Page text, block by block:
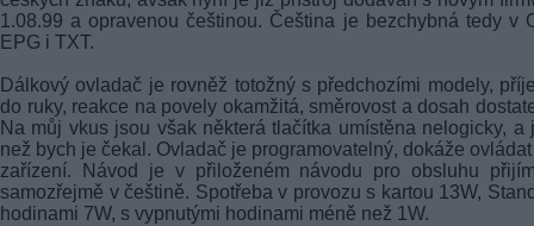
1.08.99 a opravenou češtinou. Čeština je bezchybná tedy v
EPG i TXT.
Dálkový ovladač je rovněž totožný s předchozími modely,
do ruky, reakce na povely okamžitá, směrovost a dosah
Na můj vkus jsou však některá tlačítka umístěna nelogicky, a
než bych je čekal. Ovladač je programovatelný, dokáže
zařízení. Návod je v přiloženém návodu pro obsluhu
samozřejmě v češtině. Spotřeba v provozu s kartou 13W,
hodinami 7W, s vypnutými hodinami méně než 1W.